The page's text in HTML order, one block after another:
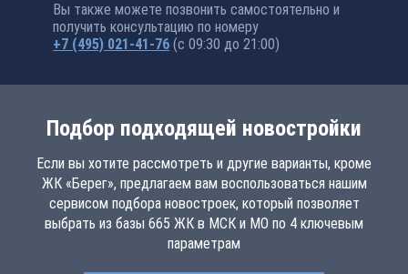
Вы также можете позвонить самостоятельно и
получить консультацию по номеру
+7 (495) 021-41-76 (с 09:30 до 21:00)
Подбор подходящей новостройки
Если вы хотите рассмотреть и другие варианты, кроме
ЖК «Берег», предлагаем вам воспользоваться нашим
сервисом подбора новостроек, который позволяет
выбрать из базы 665 ЖК в МСК и МО по 4 ключевым
параметрам